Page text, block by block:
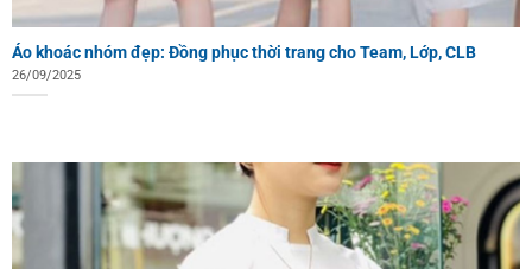
Áo khoác nhóm đẹp: Đồng phục thời trang cho Team, Lớp, CLB
26/09/2025